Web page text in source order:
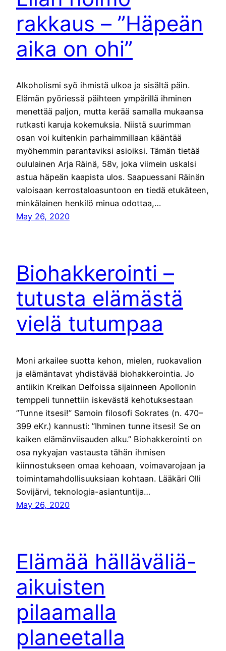
rakkaus – ”Häpeän
aika on ohi”
Alkoholismi syö ihmistä ulkoa ja sisältä päin.
Elämän pyöriessä päihteen ympärillä ihminen
menettää paljon, mutta kerää samalla mukaansa
rutkasti karuja kokemuksia. Niistä suurimman
osan voi kuitenkin parhaimmillaan kääntää
myöhemmin parantaviksi asioiksi. Tämän tietää
oululainen Arja Räinä, 58v, joka viimein uskalsi
astua häpeän kaapista ulos. Saapuessani Räinän
valoisaan kerrostaloasuntoon en tiedä etukäteen,
minkälainen henkilö minua odottaa,…
May 26, 2020
Biohakkerointi –
tutusta elämästä
vielä tutumpaa
Moni arkailee suotta kehon, mielen, ruokavalion
ja elämäntavat yhdistävää biohakkerointia. Jo
antiikin Kreikan Delfoissa sijainneen Apollonin
temppeli tunnettiin iskevästä kehotuksestaan
”Tunne itsesi!” Samoin filosofi Sokrates (n. 470–
399 eKr.) kannusti: ”Ihminen tunne itsesi! Se on
kaiken elämänviisauden alku.” Biohakkerointi on
osa nykyajan vastausta tähän ihmisen
kiinnostukseen omaa kehoaan, voimavarojaan ja
toimintamahdollisuuksiaan kohtaan. Lääkäri Olli
Sovijärvi, teknologia-asiantuntija…
May 26, 2020
Elämää hälläväliä-
aikuisten
pilaamalla
planeetalla